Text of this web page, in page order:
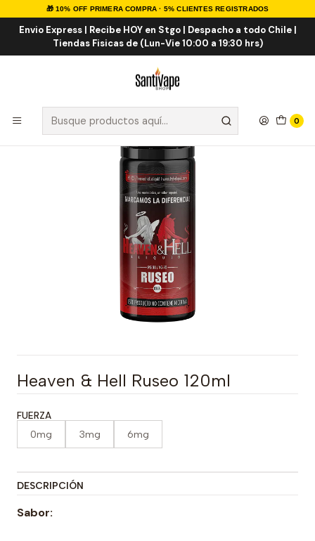
🎁 10% OFF PRIMERA COMPRA · 5% CLIENTES REGISTRADOS
Envio Express | Recibe HOY en Stgo | Despacho a todo Chile |
Tiendas Fisicas de (Lun-Vie 10:00 a 19:30 hrs)
0
Inicio E-LIQUID NACIONALES Heaven & Hell Ruseo 120ml
Heaven & Hell Ruseo 120ml
FUERZA
0mg 3mg 6mg
DESCRIPCIÓN
Sabor: